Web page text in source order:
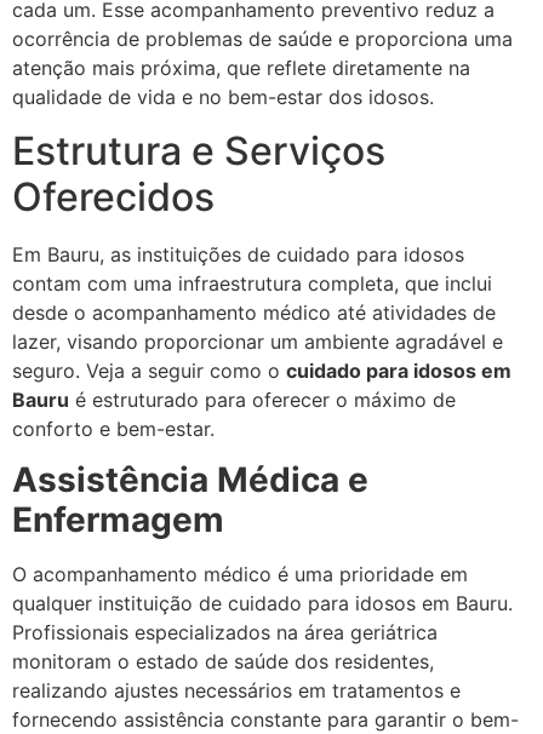
cada um. Esse acompanhamento preventivo reduz a
ocorrência de problemas de saúde e proporciona uma
atenção mais próxima, que reflete diretamente na
qualidade de vida e no bem-estar dos idosos.
Estrutura e Serviços
Oferecidos
Em Bauru, as instituições de cuidado para idosos
contam com uma infraestrutura completa, que inclui
desde o acompanhamento médico até atividades de
lazer, visando proporcionar um ambiente agradável e
seguro. Veja a seguir como o cuidado para idosos em
Bauru é estruturado para oferecer o máximo de
conforto e bem-estar.
Assistência Médica e
Enfermagem
O acompanhamento médico é uma prioridade em
qualquer instituição de cuidado para idosos em Bauru.
Profissionais especializados na área geriátrica
monitoram o estado de saúde dos residentes,
realizando ajustes necessários em tratamentos e
fornecendo assistência constante para garantir o bem-